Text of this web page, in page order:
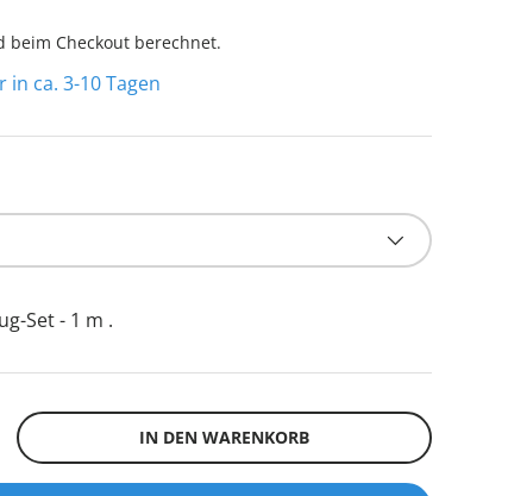
beim Checkout berechnet.
ca. 3-10 Tagen
Set - 1 m .
IN DEN WARENKORB